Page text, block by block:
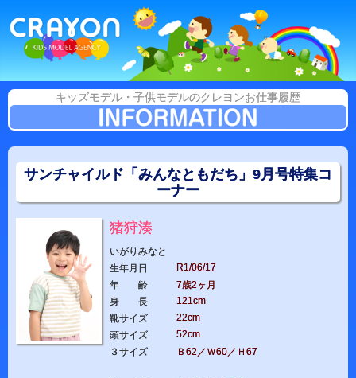
キッズモデル・子供モデルのクレヨンお仕事履歴
サンチャイルド「みんなともだち」9月号特集コ
ーナー
猪狩湊
いがりみなと
生年月日
R1/06/17
年 齢
7歳2ヶ月
身 長
121cm
靴サイズ
22cm
頭サイズ
52cm
３サイズ
Ｂ62／Ｗ60／Ｈ67